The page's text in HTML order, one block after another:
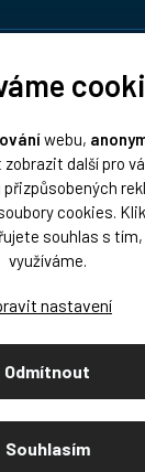
webu,
další pro
cookies.
souhlas s
využíváme.
Odmítnout
Souhlasím
Platba:
Shoptet
.
nastavení cookies